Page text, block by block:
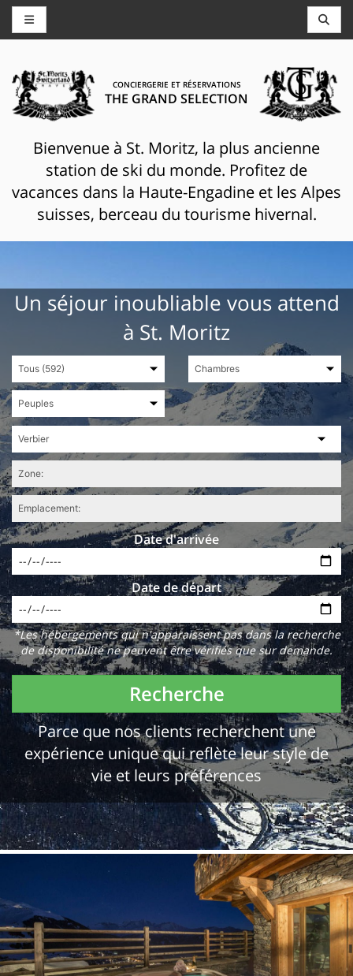
CONCIERGERIE ET RÉSERVATIONS
THE GRAND SELECTION
Bienvenue à St. Moritz, la plus ancienne
station de ski du monde. Profitez de
vacances dans la Haute-Engadine et les Alpes
suisses, berceau du tourisme hivernal.
Un séjour inoubliable vous attend
à St. Moritz
Date d'arrivée
Date de départ
*Les hébergements qui n'apparaissent pas dans la recherche
de disponibilité ne peuvent être vérifiés que sur demande.
Recherche
Parce que nos clients recherchent une
expérience unique qui reflète leur style de
vie et leurs préférences